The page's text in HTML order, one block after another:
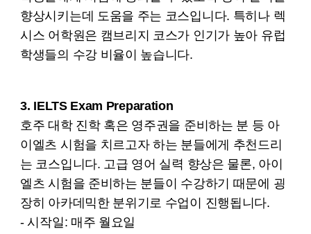
향상시키는데 도움을 주는 코스입니다. 특히나 렉
시스 어학원은 캠브리지 코스가 인기가 높아 유럽
학생들의 수강 비율이 높습니다.
3. IELTS Exam Preparation
호주 대학 진학 혹은 영주권을 준비하는 분 등 아
이엘츠 시험을 치르고자 하는 분들에게 추천드리
는 코스입니다. 고급 영어 실력 향상은 물론, 아이
엘츠 시험을 준비하는 분들이 수강하기 때문에 굉
장히 아카데믹한 분위기로 수업이 진행됩니다.
- 시작일: 매주 월요일